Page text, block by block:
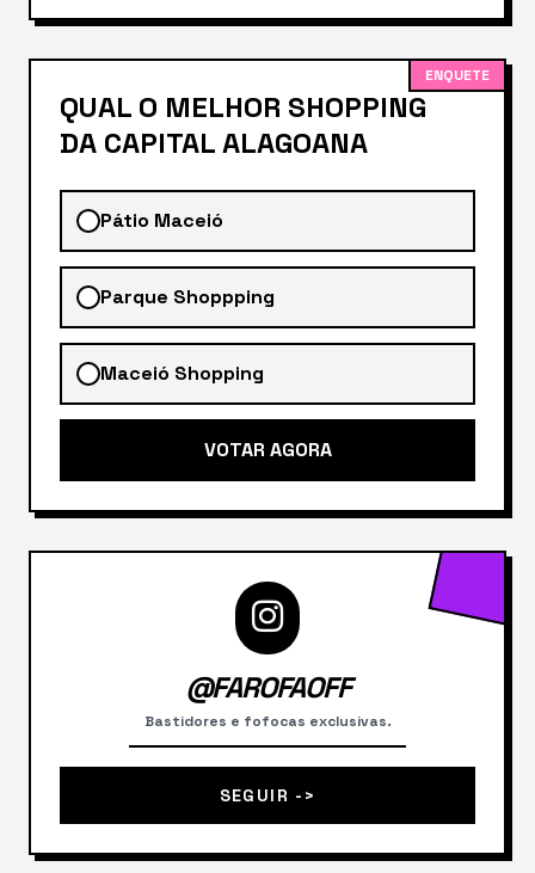
ENQUETE
QUAL O MELHOR SHOPPING
DA CAPITAL ALAGOANA
Pátio Maceió
Parque Shoppping
Maceió Shopping
VOTAR AGORA
@FAROFAOFF
Bastidores e fofocas exclusivas.
SEGUIR ->